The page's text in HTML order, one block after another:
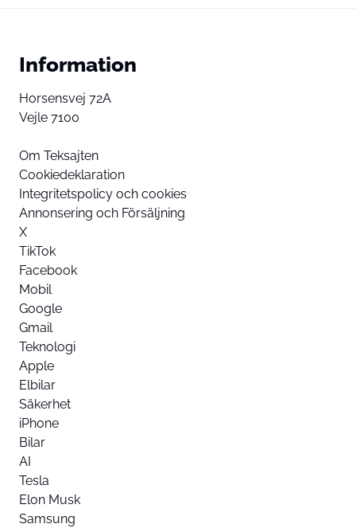
Information
Horsensvej 72A
Vejle 7100
Om Teksajten
Cookiedeklaration
Integritetspolicy och cookies
Annonsering och Försäljning
X
TikTok
Facebook
Mobil
Google
Gmail
Teknologi
Apple
Elbilar
Säkerhet
iPhone
Bilar
AI
Tesla
Elon Musk
Samsung